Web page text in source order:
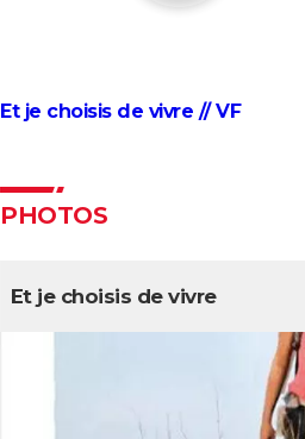
Et je choisis de vivre // VF
PHOTOS
Et je choisis de vivre